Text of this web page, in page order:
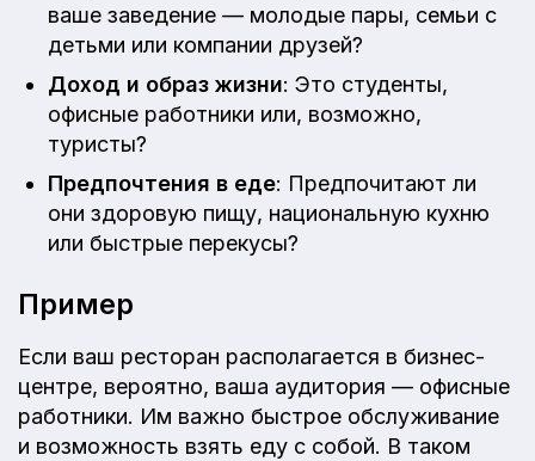
ваше заведение — молодые пары, семьи с
детьми или компании друзей?
Доход и образ жизни: Это студенты,
офисные работники или, возможно,
туристы?
Предпочтения в еде: Предпочитают ли
они здоровую пищу, национальную кухню
или быстрые перекусы?
Пример
Если ваш ресторан располагается в бизнес-
центре, вероятно, ваша аудитория — офисные
работники. Им важно быстрое обслуживание
и возможность взять еду с собой. В таком